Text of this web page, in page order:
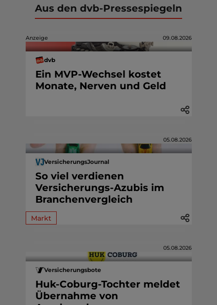
Aus den dvb-Pressespiegeln
Anzeige 09.08.2026
dvb
Ein MVP-Wechsel kostet
Monate, Nerven und Geld
05.08.2026
VersicherungsJournal
So viel verdienen
Versicherungs-Azubis im
Branchenvergleich
Markt
05.08.2026
Versicherungsbote
Huk-Coburg-Tochter meldet
Übernahme von